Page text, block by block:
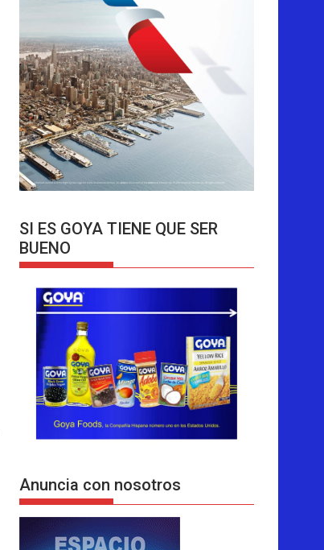
SI ES GOYA TIENE QUE SER
BUENO
Anuncia con nosotros